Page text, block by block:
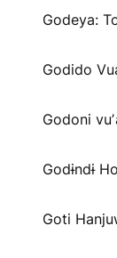
Godeya:
Godido
Godoni
Godɨndɨ
Goti